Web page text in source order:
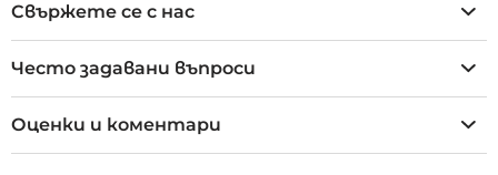
Свържете се с нас
Често задавани въпроси
Оценки и коментари